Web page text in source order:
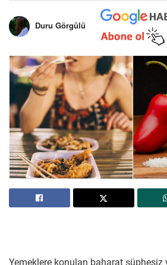
Duru Görgülü
Yemeklere konulan baharat şüphesiz